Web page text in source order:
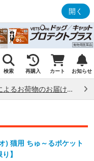
開く
検索 再購入 カート お知らせ
熊本県熊本地方で発生した地震によるお荷物のお届け状況について （7/28）
) 猫用 ちゅ～るポケット
】